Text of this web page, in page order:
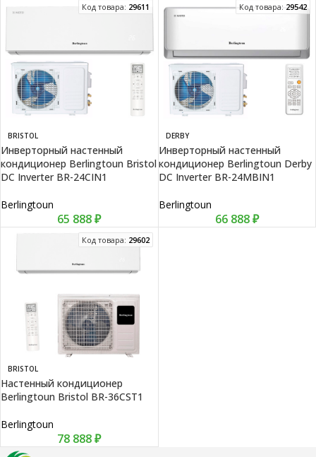
Код товара: 29611
BRISTOL
Инверторный настенный
кондиционер Berlingtoun Bristol
DC Inverter BR-24CIN1
Berlingtoun
65 888₽
Код товара: 29542
DERBY
Инверторный настенный
кондиционер Berlingtoun Derby
DC Inverter BR-24MBIN1
Berlingtoun
66 888₽
Код товара: 29602
BRISTOL
Настенный кондиционер
Berlingtoun Bristol BR-36CST1
Berlingtoun
78 888₽